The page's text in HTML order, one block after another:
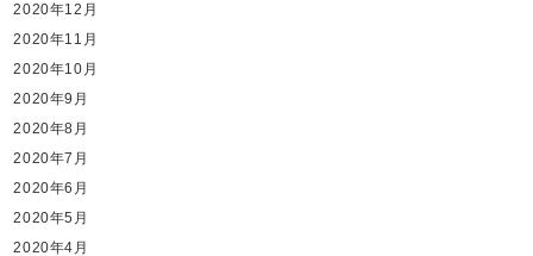
2020年12月
2020年11月
2020年10月
2020年9月
2020年8月
2020年7月
2020年6月
2020年5月
2020年4月